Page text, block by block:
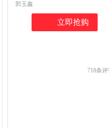
718条
郭玉鑫
立即抢购